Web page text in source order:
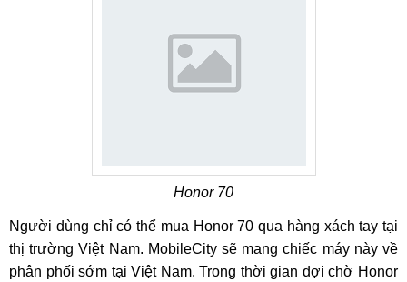
Honor 70
Người dùng chỉ có thể mua Honor 70 qua hàng xách tay tại
thị trường Việt Nam. MobileCity sẽ mang chiếc máy này về
phân phối sớm tại Việt Nam. Trong thời gian đợi chờ Honor